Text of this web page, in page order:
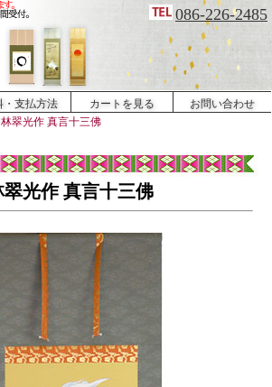
086-226-2485
・支払方法 カートを見る
お問い合わせ
林翠光作 真言十三佛
翠光作 真言十三佛